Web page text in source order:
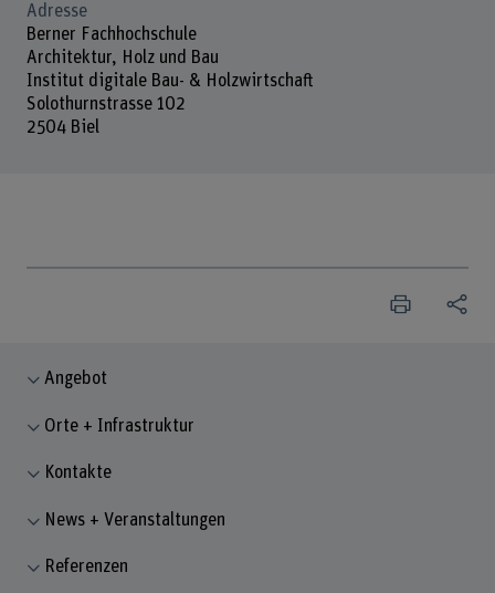
Adresse
Berner Fachhochschule
Architektur, Holz und Bau
Institut digitale Bau- & Holzwirtschaft
Solothurnstrasse 102
2504 Biel
Angebot
Orte + Infrastruktur
Kontakte
News + Veranstaltungen
Referenzen